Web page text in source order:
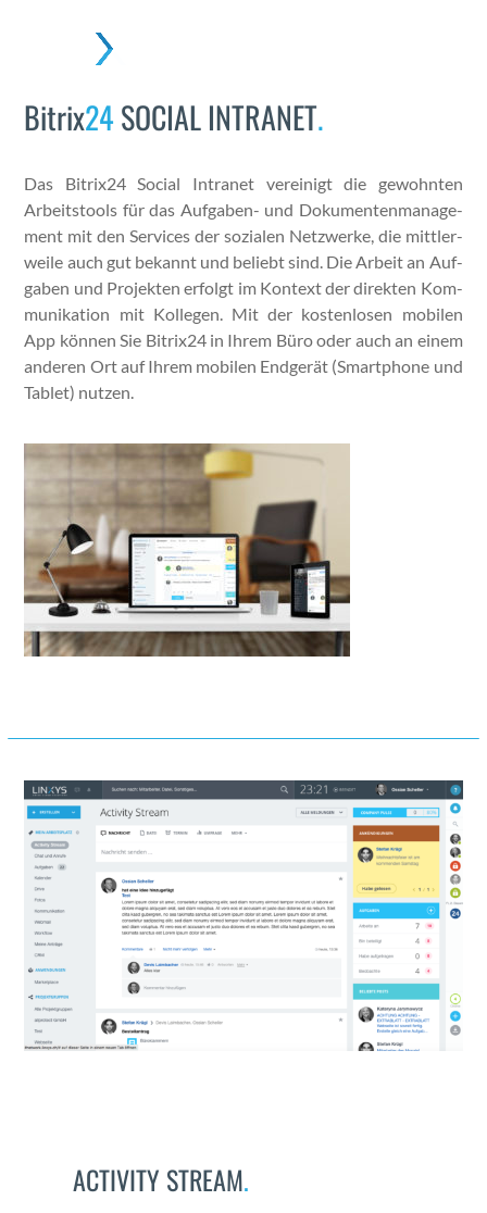
menu
menu
Bitrix24SOCIAL INTRANET.
Das Bitrix24 Social Intranet vere­inigt die gewohn­ten
Arbeit­stools für das Auf­gaben- und Doku­menten­man­age­
ment mit den Ser­vices der sozialen Net­zw­erke, die mit­tler­
weile auch gut bekan­nt und beliebt sind. Die Arbeit an Auf­
gaben und Pro­jek­ten erfol­gt im Kon­text der direk­ten Kom­
mu­nika­tion mit Kol­le­gen. Mit der kosten­losen mobilen
App kön­nen Sie Bitrix24 in Ihrem Büro oder auch an einem
anderen Ort auf Ihrem mobilen Endgerät (Smart­phone und
Tablet) nutzen.
ACTIVITY STREAM.